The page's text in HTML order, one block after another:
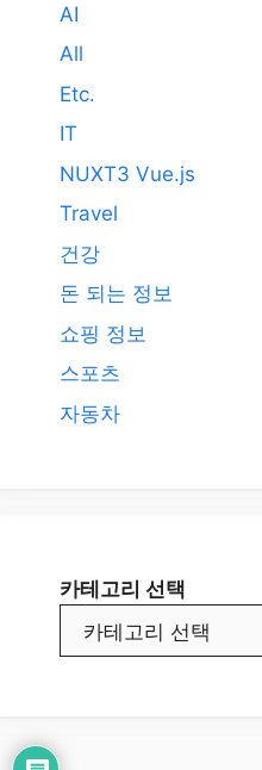
AI
All
Etc.
IT
NUXT3 Vue.js
Travel
건강
돈 되는 정보
쇼핑 정보
스포츠
자동차
카테고리 선택